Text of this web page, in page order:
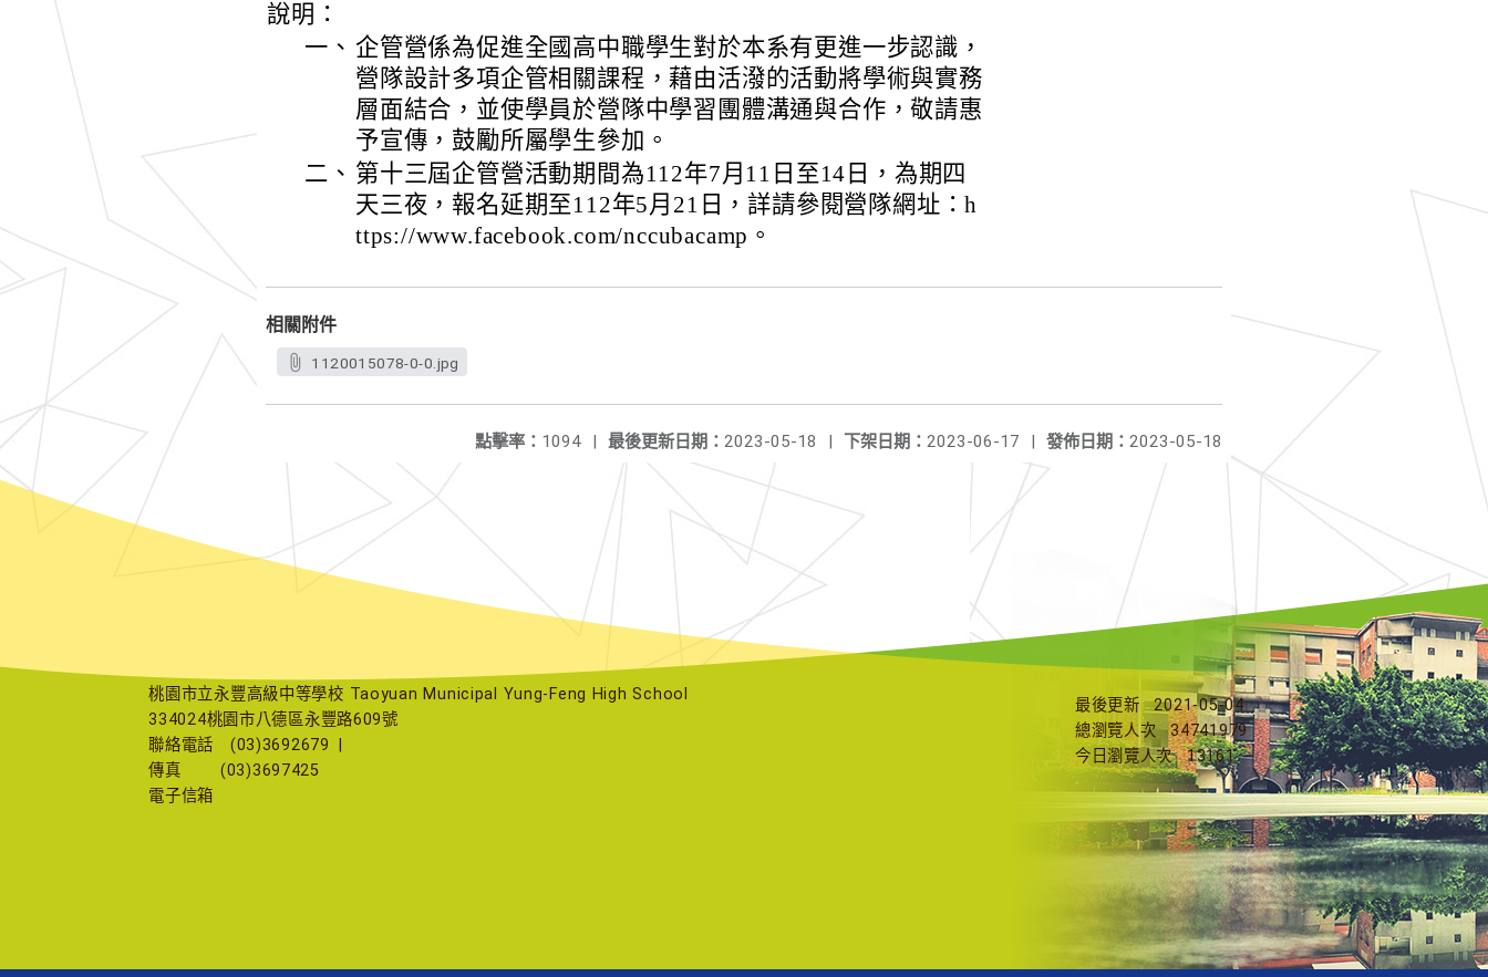
說明：
一、 企管營係為促進全國高中職學生對於本系有更進一步認識，
營隊設計多項企管相關課程，藉由活潑的活動將學術與實務
層面結合，並使學員於營隊中學習團體溝通與合作，敬請惠
予宣傳，鼓勵所屬學生參加。
二、 第十三屆企管營活動期間為112年7月11日至14日，為期四
天三夜，報名延期至112年5月21日，詳請參閱營隊網址：h
ttps://www.facebook.com/nccubacamp。
相關附件
1120015078-0-0.jpg
發佈日期： 2023-05-18
下架日期： 2023-06-17 |
最後更新日期： 2023-05-18 |
點擊率： 1094 |
桃園市立永豐高級中等學校 Taoyuan Municipal Yung-Feng High School
334024桃園市八德區永豐路609號
聯絡電話
(03)3692679
傳真
(03)3697425
電子信箱
最後更新
2021-05-04
總瀏覽人次
34741979
今日瀏覽人次
13161